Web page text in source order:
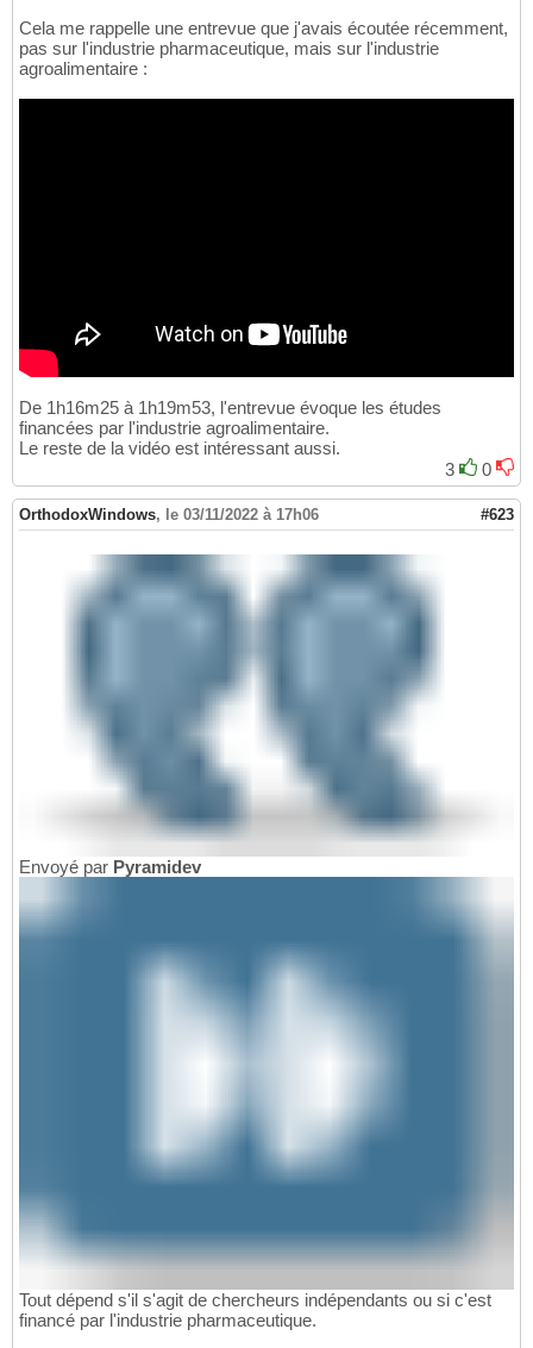
Cela me rappelle une entrevue que j'avais écoutée récemment,
pas sur l'industrie pharmaceutique, mais sur l'industrie
agroalimentaire :
De 1h16m25 à 1h19m53, l'entrevue évoque les études
financées par l'industrie agroalimentaire.
Le reste de la vidéo est intéressant aussi.
3
0
OrthodoxWindows, le 03/11/2022 à 17h06 #623
Envoyé par Pyramidev
Tout dépend s'il s'agit de chercheurs indépendants ou si c'est
financé par l'industrie pharmaceutique.